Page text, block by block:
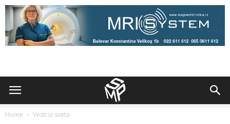
Home Vesti iz sveta